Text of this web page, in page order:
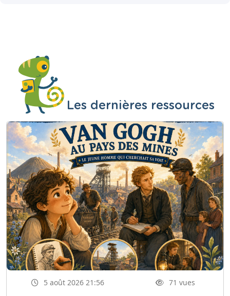
Les dernières ressources
5 août 2026 21:56 71 vues